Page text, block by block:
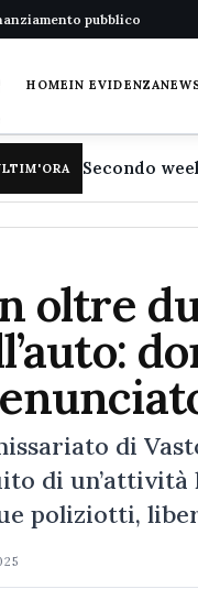
pubblico
HOMEIN EVIDENZA
oltre
di
di
poliziotti,